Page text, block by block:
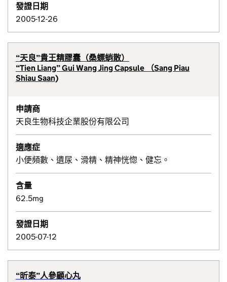
發證日期
2005-12-26
“天良”貴王精膠囊（桑螵蛸散）
“Tien Liang” Gui Wang Jing Capsule （Sang Piau
Shiau Saan)
申請商
天良生物科技企業股份有限公司
適應症
小便頻數、遺尿、滑精、精神恍惚、健忘。
含量
62.5mg
發證日期
2005-07-12
“昕泰”人參顧心丸